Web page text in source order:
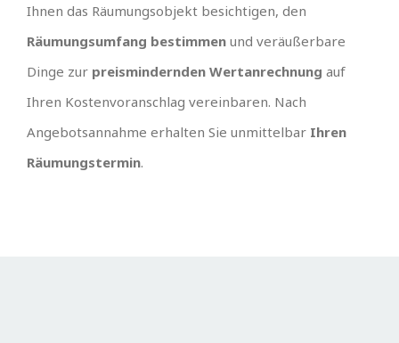
Ihnen das Räumungsobjekt besichtigen, den
Räumungsumfang bestimmen und veräußerbare
Dinge zur preismindernden Wertanrechnung auf
Ihren Kostenvoranschlag vereinbaren. Nach
Angebotsannahme erhalten Sie unmittelbar Ihren
Räumungstermin.